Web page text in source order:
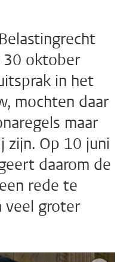
30 oktober
in het
mochten daar
maar
zijn. Op 10 juni
daarom de
rede te
veel groter